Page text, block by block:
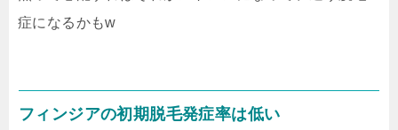
症になるかもw
フィンジアの初期脱毛発症率は低い